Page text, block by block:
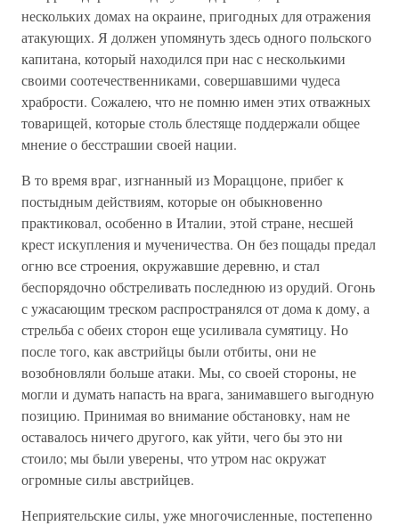
нескольких домах на окраине, пригодных для отражения
атакующих. Я должен упомянуть здесь одного польского
капитана, который находился при нас с несколькими
своими соотечественниками, совершавшими чудеса
храбрости. Сожалею, что не помню имен этих отважных
товарищей, которые столь блестяще поддержали общее
мнение о бесстрашии своей нации.
В то время враг, изгнанный из Мораццоне, прибег к
постыдным действиям, которые он обыкновенно
практиковал, особенно в Италии, этой стране, несшей
крест искупления и мученичества. Он без пощады предал
огню все строения, окружавшие деревню, и стал
беспорядочно обстреливать последнюю из орудий. Огонь
с ужасающим треском распространялся от дома к дому, а
стрельба с обеих сторон еще усиливала сумятицу. Но
после того, как австрийцы были отбиты, они не
возобновляли больше атаки. Мы, со своей стороны, не
могли и думать напасть на врага, занимавшего выгодную
позицию. Принимая во внимание обстановку, нам не
оставалось ничего другого, как уйти, чего бы это ни
стоило; мы были уверены, что утром нас окружат
огромные силы австрийцев.
Неприятельские силы, уже многочисленные, постепенно